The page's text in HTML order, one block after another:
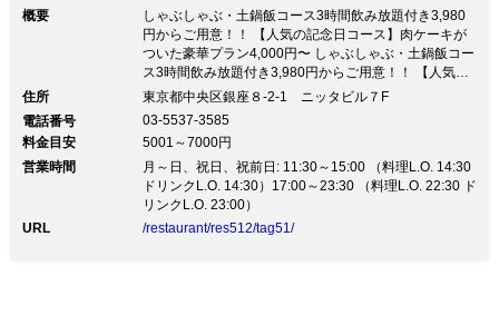
概要
しゃぶしゃぶ・土鍋飯コース3時間飲み放題付き3,980
円からご用意！！ 【人気の記念日コース】肉ケーキが
ついた豪華プラン4,000円〜 しゃぶしゃぶ・土鍋飯コー
ス3時間飲み放題付き3,980円からご用意！！ 【人気の
記念日コース】肉ケーキがついた豪華プラン4,000円〜
放題付でご案内♪ 【記念日コース】大事な人のささやか
なアニバーサリープラン♪ ～しゃぶしゃぶコース3時間
飲み放題付～ ・【栗豚しゃぶしゃぶコース】『菖～あ
やめ～』気軽な会食に 3時間飲み放題付3,980円 ・【松
坂豚と栗豚の食べ比べしゃぶしゃぶコース】『桜～さく
ら～』3時間飲み放題付4,980円 ・【おもきプレミアム
住所
東京都中央区銀座８-2-1 ニッタビル７F
電話番号
03-5537-3585
料金目安
5001～7000円
営業時間
月～日、祝日、祝前日: 11:30～15:00 （料理L.O. 14:30
ドリンクL.O. 14:30）17:00～23:30 （料理L.O. 22:30 ド
リンクL.O. 23:00）
URL
/restaurant/res512/tag51/